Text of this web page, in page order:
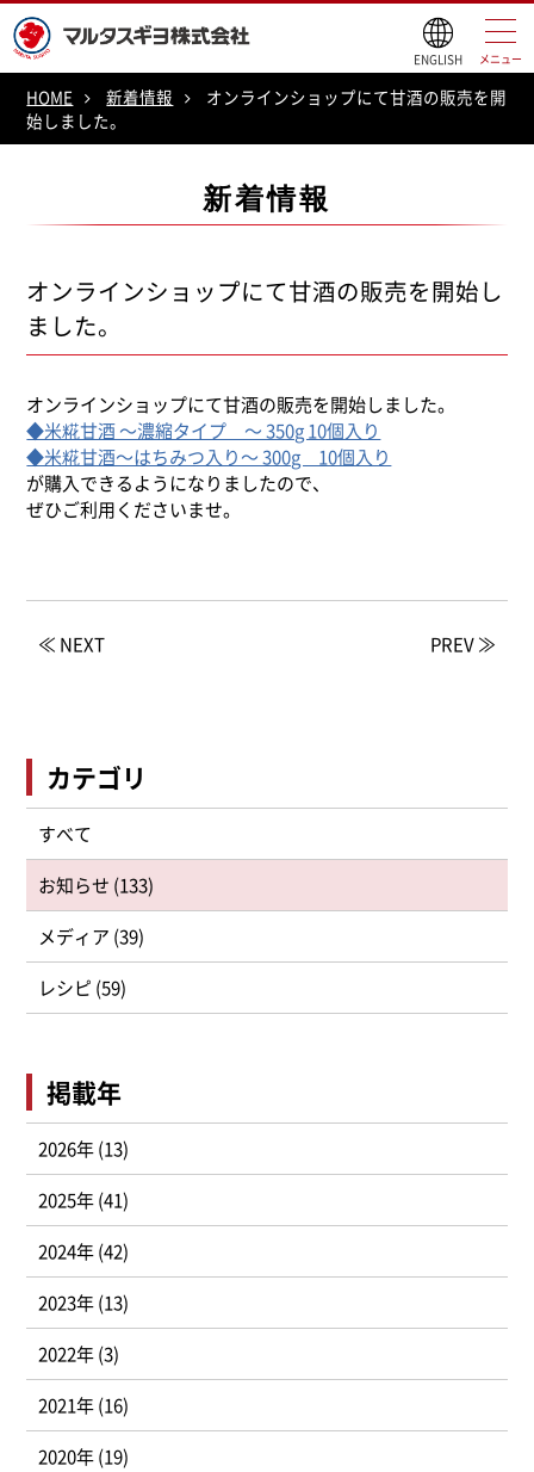
ENGLISH メニュー
HOME 新着情報
オンラインショップにて甘酒の販売を開
始しました。
新着情報
オンラインショップにて甘酒の販売を開始し
ました。
オンラインショップにて甘酒の販売を開始しました。
◆米糀甘酒 ～濃縮タイプ ～ 350g 10個入り
◆米糀甘酒～はちみつ入り～ 300g 10個入り
が購入できるようになりましたので、
ぜひご利用くださいませ。
≪ NEXT PREV ≫
カテゴリ
すべて
お知らせ (133)
メディア (39)
レシピ (59)
掲載年
2026年 (13)
2025年 (41)
2024年 (42)
2023年 (13)
2022年 (3)
2021年 (16)
2020年 (19)